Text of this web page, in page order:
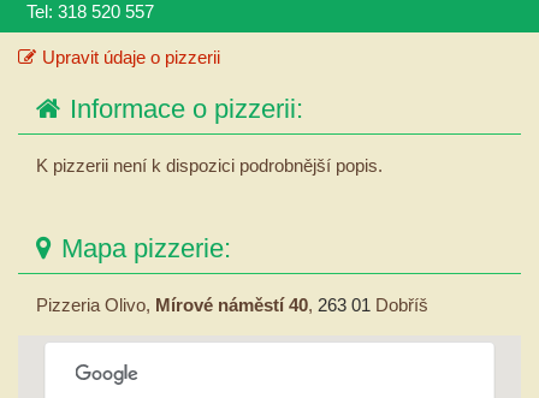
Tel: 318 520 557
Upravit údaje o pizzerii
Informace o pizzerii:
K pizzerii není k dispozici podrobnější popis.
Mapa pizzerie:
Pizzeria Olivo, Mírové náměstí 40, 263 01 Dobříš